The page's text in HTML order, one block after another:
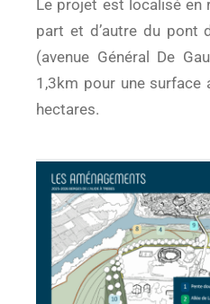
Le projet est localisé en
part et d’autre du pont
(avenue Général De
1,3km pour une surface
hectares.